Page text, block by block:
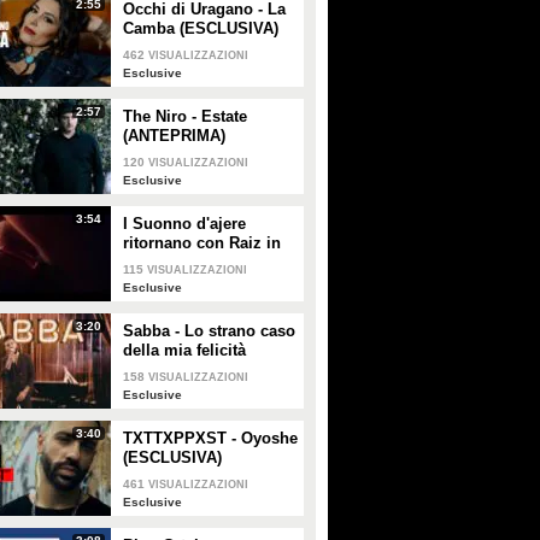
2:55
Occhi di Uragano - La
Camba (ESCLUSIVA)
462 VISUALIZZAZIONI
Esclusive
2:57
The Niro - Estate
(ANTEPRIMA)
120 VISUALIZZAZIONI
Esclusive
3:54
I Suonno d'ajere
ritornano con Raiz in
Ammore busciardo: il
video ufficiale del
115 VISUALIZZAZIONI
Esclusive
3:20
Sabba - Lo strano caso
della mia felicità
(ESCLUSIVA)
158 VISUALIZZAZIONI
Esclusive
3:40
TXTTXPPXST - Oyoshe
(ESCLUSIVA)
461 VISUALIZZAZIONI
Esclusive
Caduta Libera per Valeria
Marini
GUARDA
202773• di Spettacolo Fanpage
Rainbow - Barbara Cavaleri
(ESCLUSIVA)
Billboard Music Awards
"Il racconto dei racconti":